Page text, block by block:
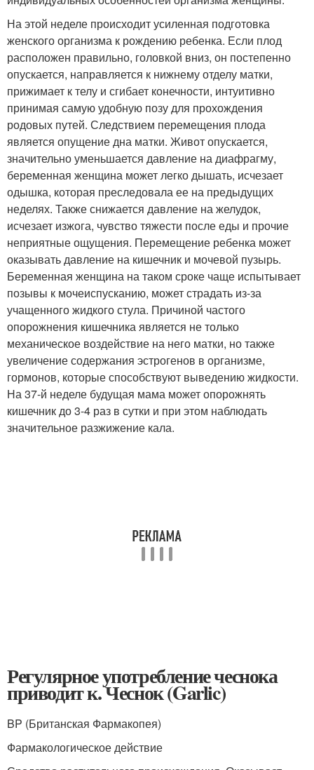
На этой неделе происходит усиленная подготовка
женского организма к рождению ребенка. Если плод
расположен правильно, головкой вниз, он постепенно
опускается, направляется к нижнему отделу матки,
прижимает к телу и сгибает конечности, интуитивно
принимая самую удобную позу для прохождения
родовых путей. Следствием перемещения плода
является опущение дна матки. Живот опускается,
значительно уменьшается давление на диафрагму,
беременная женщина может легко дышать, исчезает
одышка, которая преследовала ее на предыдущих
неделях. Также снижается давление на желудок,
исчезает изжога, чувство тяжести после еды и прочие
неприятные ощущения. Перемещение ребенка может
оказывать давление на кишечник и мочевой пузырь.
Беременная женщина на таком сроке чаще испытывает
позывы к мочеиспусканию, может страдать из-за
учащенного жидкого стула. Причиной частого
опорожнения кишечника является не только
механическое воздействие на него матки, но также
увеличение содержания эстрогенов в организме,
гормонов, которые способствуют выведению жидкости.
На 37-й неделе будущая мама может опорожнять
кишечник до 3-4 раз в сутки и при этом наблюдать
значительное разжижение кала.
Регулярное употребление чеснока
приводит к. Чеснок (Garlic)
BP (Британская Фармакопея)
Фармакологическое действие